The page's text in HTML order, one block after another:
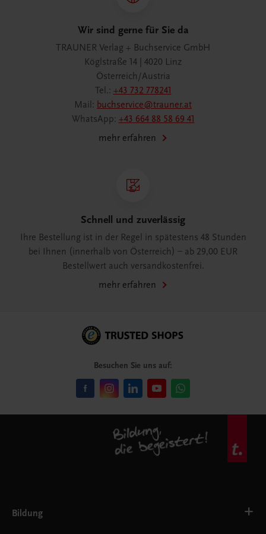
Wir sind gerne für Sie da
TRAUNER Verlag + Buchservice GmbH
Köglstraße 14 | 4020 Linz
Österreich/Austria
Tel.: +43 732 778241
Mail: buchservice@trauner.at
WhatsApp: +43 664 88 58 69 41
mehr erfahren
Schnell und zuverlässig
Ihre Bestellung ist in der Regel in spätestens 48 Stunden
bei Ihnen (innerhalb von Österreich) – ab 29,00 EUR
Bestellwert auch versandkostenfrei.
mehr erfahren
Besuchen Sie uns auf:
Bildung